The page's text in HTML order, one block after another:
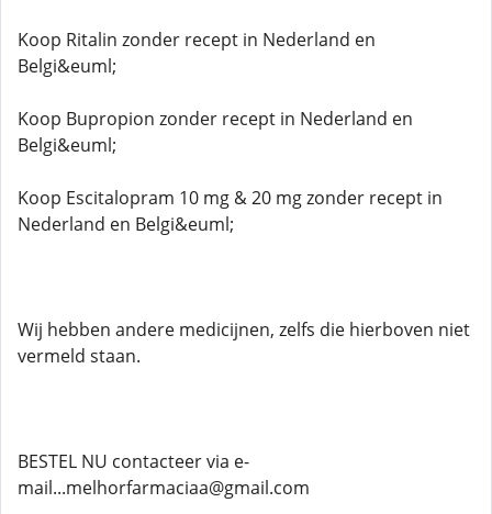
Koop Ritalin zonder recept in Nederland en
Belgi&euml;
Koop Bupropion zonder recept in Nederland en
Belgi&euml;
Koop Escitalopram 10 mg & 20 mg zonder recept in
Nederland en Belgi&euml;
Wij hebben andere medicijnen, zelfs die hierboven niet
vermeld staan.
BESTEL NU contacteer via e-
mail...melhorfarmaciaa@gmail.com